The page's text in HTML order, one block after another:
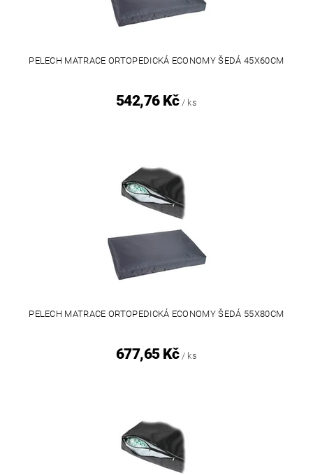
PELECH MATRACE ORTOPEDICKÁ ECONOMY ŠEDÁ 45X60CM
542,76 Kč / ks
PELECH MATRACE ORTOPEDICKÁ ECONOMY ŠEDÁ 55X80CM
677,65 Kč / ks